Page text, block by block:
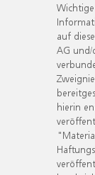
auf
AG und/
hierin